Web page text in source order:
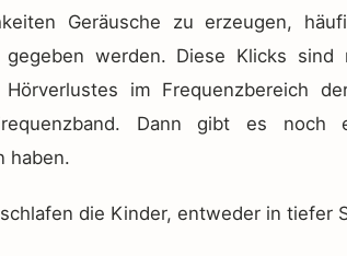
Geräusche zu erzeugen,
werden. Diese Klicks sind
im Frequenzbereich
Dann gibt es noch
haben.
die Kinder, entweder in tiefer